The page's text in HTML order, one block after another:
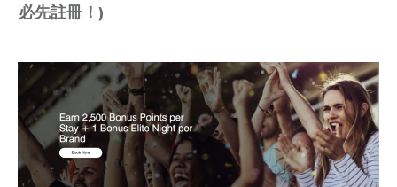
必先註冊！)